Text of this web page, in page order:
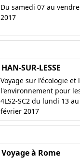
Du samedi 07 au
2017
HAN-SUR-LESSE
Voyage sur l'écologie et
l'environnement pour
4LS2-SC2 du lundi 13
février 2017
Voyage à Rome